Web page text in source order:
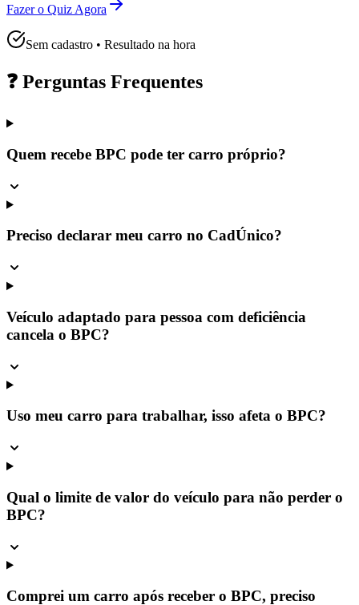
Fazer o Quiz Agora
Sem cadastro • Resultado na hora
❓ Perguntas Frequentes
Quem recebe BPC pode ter carro próprio?
Preciso declarar meu carro no CadÚnico?
Veículo adaptado para pessoa com deficiência
cancela o BPC?
Uso meu carro para trabalhar, isso afeta o BPC?
Qual o limite de valor do veículo para não perder o
BPC?
Comprei um carro após receber o BPC, preciso